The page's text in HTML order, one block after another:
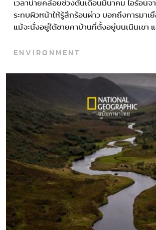
เวลาบ่ายคล้อยช่วงต้นเดือนมีนาคม ไอร้อน
ระทบผิวหน้าให้รู้สึกร้อนผ่าว บอกถึงการมาเ
แม้จะนั่งอยู่ใต้ชายคาบ้านที่ตั้งอยู่บนเนินเขา
ไปทั้งตัว…
ENVIRONMENT